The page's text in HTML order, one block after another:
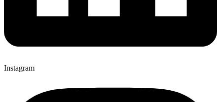
Instagram